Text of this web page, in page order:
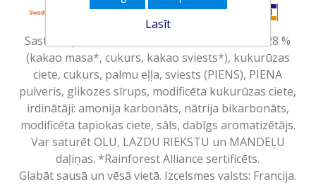
Sastāvdaļas: kukurūzas milti, tumšā šokolāde 28 %
(kakao masa*, cukurs, kakao sviests*), kukurūzas
ciete, cukurs, palmu eļļa, sviests (PIENS), PIENA
pulveris, glikozes sīrups, modificēta kukurūzas ciete,
irdinātāji: amonija karbonāts, nātrija bikarbonāts,
modificēta tapiokas ciete, sāls, dabīgs aromatizētājs.
Var saturēt OLU, LAZDU RIEKSTU un MANDEĻU
daļiņas. *Rainforest Alliance sertificēts.
Glabāt sausā un vēsā vietā. Izcelsmes valsts: Francija.
Lasīt